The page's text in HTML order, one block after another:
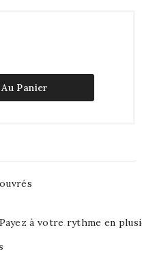
Panier
à votre rythme en